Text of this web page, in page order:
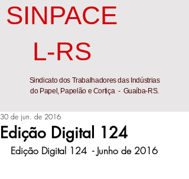
SINPACE
L-RS
Sindicato dos Trabalhadores das Indústrias
do Papel, Papelão e Cortiça - Guaíba-RS.
Edição Digital 124
30 de jun. de 2016
Edição Digital 124  - Junho de 2016